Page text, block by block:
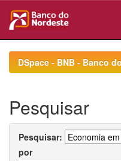
navigationDSpace - BNB - Banco
Pesquisar
Pesquisar:
por